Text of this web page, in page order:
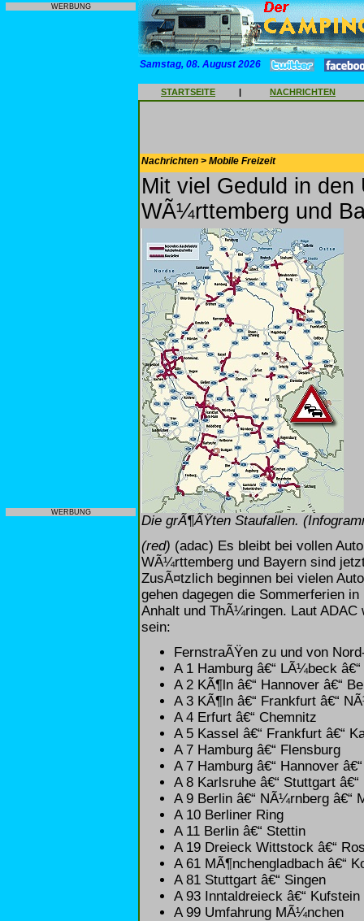
WERBUNG
WERBUNG
Samstag, 08. August 2026
STARTSEITE | NACHRICHTEN
Nachrichten > Mobile Freizeit
Mit viel Geduld in
WÃ¼rttemberg und
Die grÃ¶ÃŸten Staufallen.
(red) (adac) Es bleibt bei vollen
WÃ¼rttemberg und Bayern sind
ZusÃ¤tzlich beginnen bei vielen
gehen dagegen die Sommerferien
Anhalt und ThÃ¼ringen. Laut
sein:
FernstraÃŸen zu und von
A 1 Hamburg â€“ LÃ¼beck
A 2 KÃ¶ln â€“ Hannover â€“
A 3 KÃ¶ln â€“ Frankfurt â€“
A 4 Erfurt â€“ Chemnitz
A 5 Kassel â€“ Frankfurt â€“
A 7 Hamburg â€“ Flensburg
A 7 Hamburg â€“ Hannover
A 8 Karlsruhe â€“ Stuttgart
A 9 Berlin â€“ NÃ¼rnberg â€“
A 10 Berliner Ring
A 11 Berlin â€“ Stettin
A 19 Dreieck Wittstock â€“
A 61 MÃ¶nchengladbach â€“
A 81 Stuttgart â€“ Singen
A 93 Inntaldreieck â€“ Kufstein
A 99 Umfahrung MÃ¼nchen